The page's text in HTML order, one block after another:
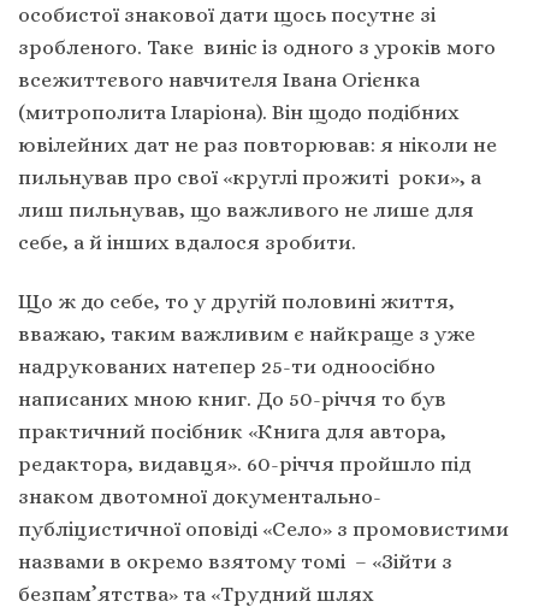
особистої знакової дати щось посутнє зі
зробленого. Таке виніс із одного з уроків мого
всежиттєвого навчителя Івана Огієнка
(митрополита Іларіона). Він щодо подібних
ювілейних дат не раз повторював: я ніколи не
пильнував про свої «круглі прожиті роки», а
лиш пильнував, що важливого не лише для
себе, а й інших вдалося зробити.
Що ж до себе, то у другій половині життя,
вважаю, таким важливим є найкраще з уже
надрукованих натепер 25-ти одноосібно
написаних мною книг. До 50-річчя то був
практичний посібник «Книга для автора,
редактора, видавця». 60-річчя пройшло під
знаком двотомної документально-
публіцистичної оповіді «Село» з промовистими
назвами в окремо взятому томі – «Зійти з
безпам’ятства» та «Трудний шлях